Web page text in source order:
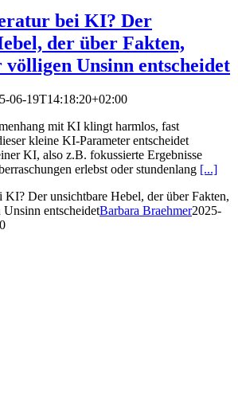
bei KI? Der
der über Fakten,
völligen Unsinn entscheidet
06-19T14:18:20+02:00
mit KI klingt harmlos, fast
kleine KI-Parameter entscheidet
KI, also z.B. fokussierte Ergebnisse
erlebst oder stundenlang [...]
KI? Der unsichtbare Hebel, der über Fakten,
entscheidetBarbara Braehmer2025-